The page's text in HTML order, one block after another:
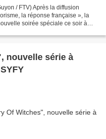
/ FTV) Après la diffusion
la réponse française », la
soirée spéciale ce soir à
nouvelle série à